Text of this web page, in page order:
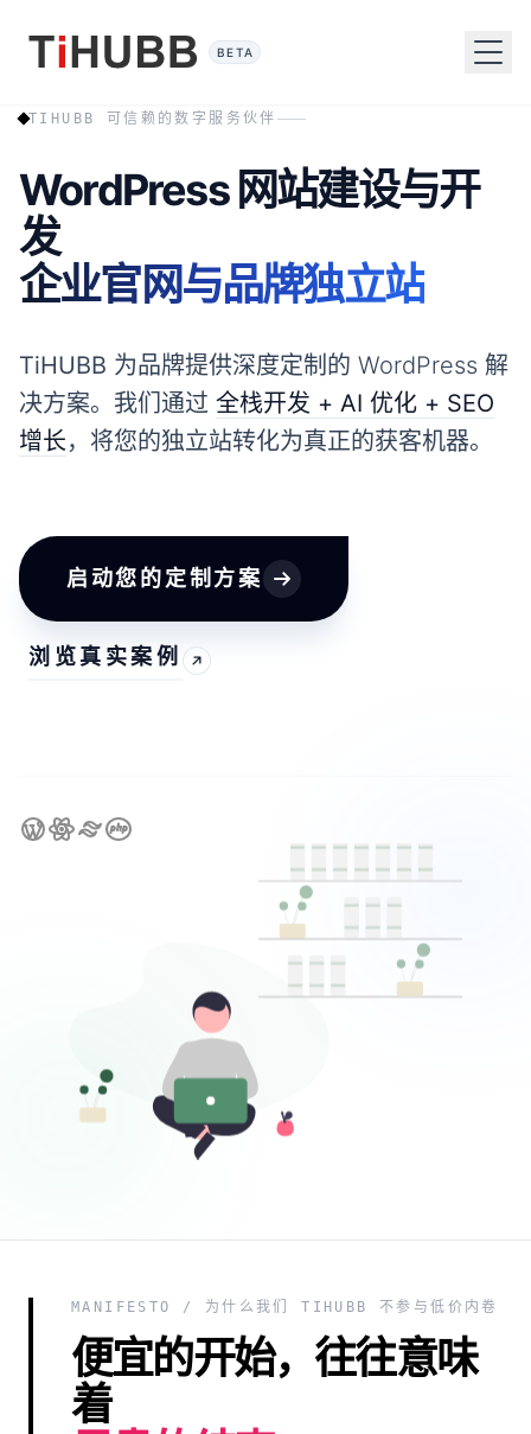
BETA
TIHUBB 可信赖的数字服务伙伴
WordPress 网站建设与开
发
企业官网与品牌独立站
TiHUBB 为品牌提供深度定制的 WordPress 解
决方案。我们通过 全栈开发 + AI 优化 + SEO
增长，将您的独立站转化为真正的获客机器。
启动您的定制方案
浏览真实案例
MANIFESTO / 为什么我们 TIHUBB 不参与低价内卷
便宜的开始，往往意味
着